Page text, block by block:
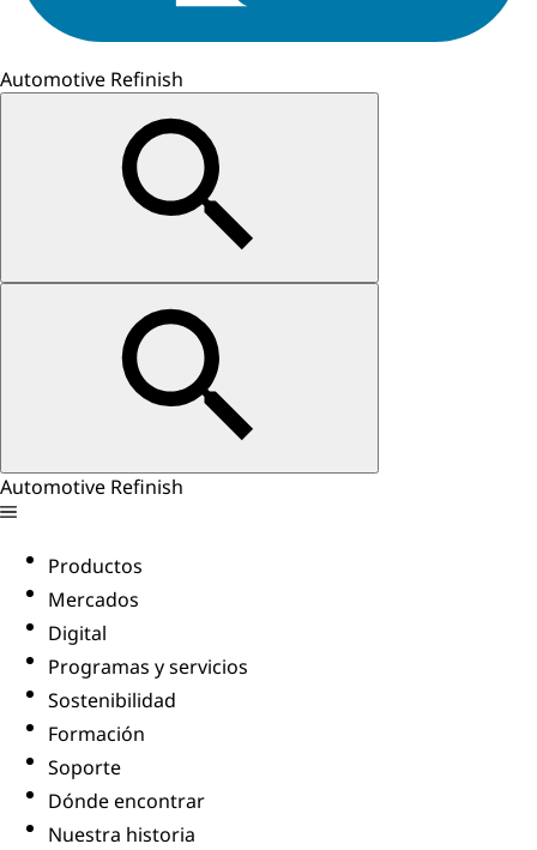
Automotive Refinish
Automotive Refinish
Productos
Mercados
Digital
Programas y servicios
Sostenibilidad
Formación
Soporte
Dónde encontrar
Nuestra historia